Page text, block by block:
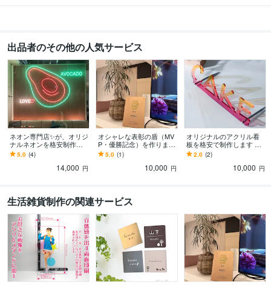
出品者のその他の人気サービス
ネオン専門店✨が、オリジ
ナルネオンを格安制作し
ます 結婚式、店舗看板、
フォトスポット、誕生日
5.0 (4)
14,000 円
オシャレな表彰の盾（MV
P・優勝記念）を作ります
社内表彰、ゴルフコン
ペ、スポーツ優勝、イベ
ント記念、退職祝い
5.0 (1)
10,000 円
オリジナルのアクリル看
板を格安で制作します 透
明感あふれるアクリルは
お部屋に店舗にぴった
2.0 (2)
10,000 円
生活雑貨制作の関連サービス